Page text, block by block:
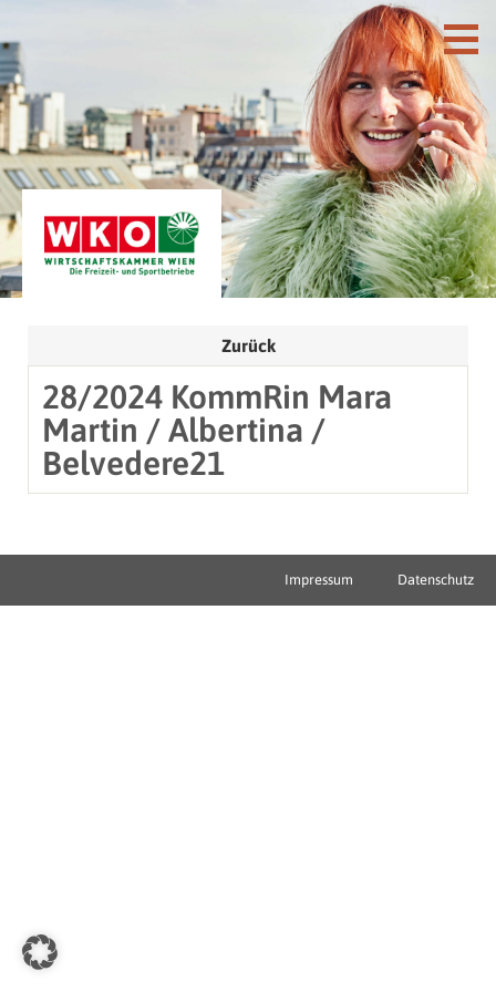
Zurück
28/2024 KommRin Mara
Martin / Albertina /
Belvedere21
Impressum Datenschutz